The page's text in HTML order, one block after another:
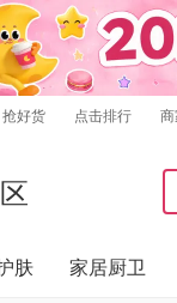
抢好货 点击排行
肤 家居厨卫